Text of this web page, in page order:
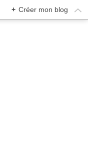
+ Créer mon blog